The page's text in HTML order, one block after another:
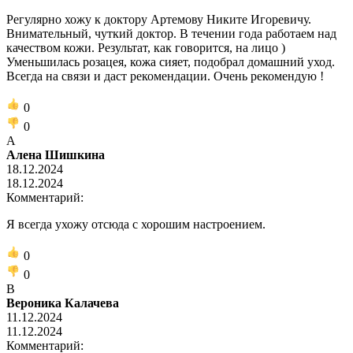
Регулярно хожу к доктору Артемову Никите Игоревичу.
Внимательный, чуткий доктор. В течении года работаем над
качеством кожи. Результат, как говорится, на лицо )
Уменьшилась розацея, кожа сияет, подобрал домашний уход.
Всегда на связи и даст рекомендации. Очень рекомендую !
0
0
А
Алена Шишкина
18.12.2024
18.12.2024
Комментарий:
Я всегда ухожу отсюда с хорошим настроением.
0
0
В
Вероника Калачева
11.12.2024
11.12.2024
Комментарий: